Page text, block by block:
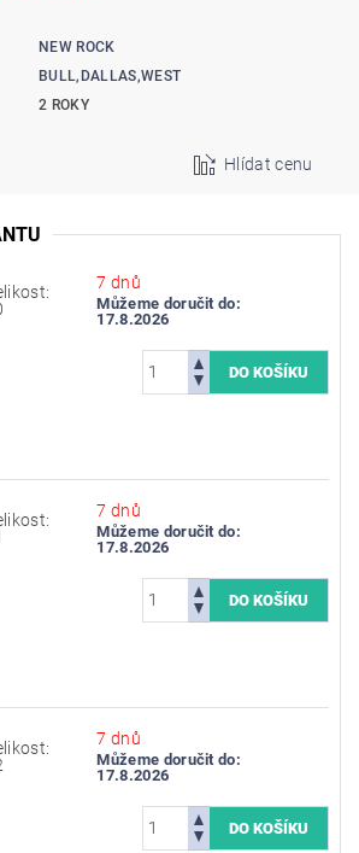
NEW ROCK
BULL,DALLAS,WEST
2 ROKY
Hlídat cenu
7 dnů
Můžeme doručit do:
17.8.2026
7 dnů
Můžeme doručit do:
17.8.2026
7 dnů
Můžeme doručit do:
17.8.2026